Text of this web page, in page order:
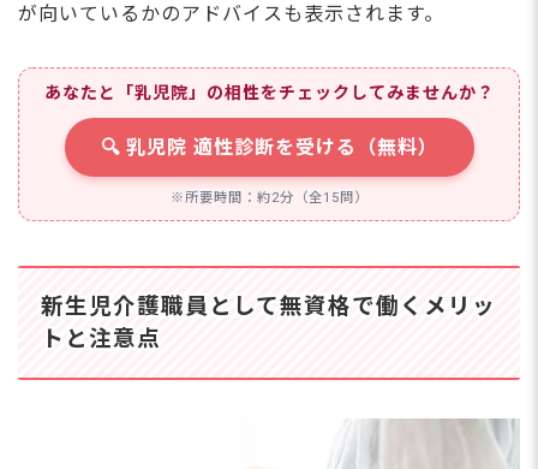
が向いているかのアドバイスも表示されます。
あなたと「乳児院」の相性をチェックしてみませんか？
🔍 乳児院 適性診断を受ける（無料）
※所要時間：約2分（全15問）
新生児介護職員として無資格で働くメリッ
トと注意点